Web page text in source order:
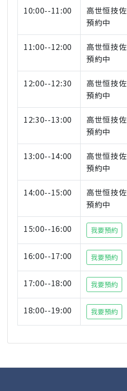
10:00--11:00
高世恒技佐
預約中
11:00--12:00
高世恒技佐
預約中
12:00--12:30
高世恒技佐
預約中
12:30--13:00
高世恒技佐
預約中
13:00--14:00
高世恒技佐
預約中
14:00--15:00
高世恒技佐
預約中
15:00--16:00 我要預約
16:00--17:00 我要預約
17:00--18:00 我要預約
18:00--19:00 我要預約